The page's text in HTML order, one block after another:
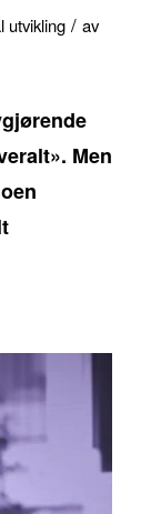
utvikling / av
Men